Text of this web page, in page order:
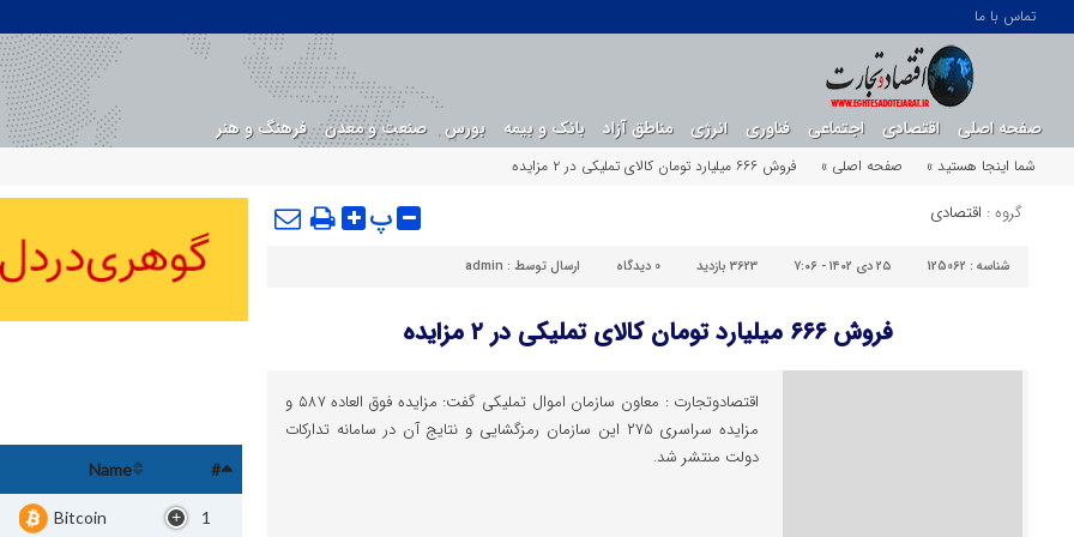
تماس با ما
صفحه اصلی اقتصادی اجتماعی فناوری انرژی مناطق آزاد بانک و بیمه بورس صنعت و معدن فرهنگ و هنر
شما اینجا هستید » صفحه اصلی » فروش ۶۶۶ میلیارد تومان کالای تملیکی در ۲ مزایده
گروه : اقتصادی پ
شناسه : 125062 ۲۵ دی ۱۴۰۲ - ۷:۰۶ 3623 بازدید 0 دیدگاه ارسال توسط : admin
فروش ۶۶۶ میلیارد تومان کالای تملیکی در ۲ مزایده
اقتصادوتجارت : معاون سازمان اموال تملیکی گفت: مزایده فوق العاده ۵۸۷ و
مزایده سراسری ۲۷۵ این سازمان رمزگشایی و نتایج آن در سامانه تدارکات
دولت منتشر شد.
#
Name
1
Bitcoin